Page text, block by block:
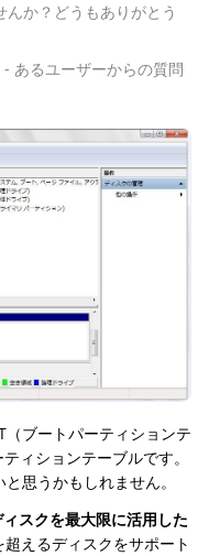
か？どうもありがとう
- あるユーザーからの質問
（ブートパーティションテ
ィションテーブルです。
思うかもしれません。
スクを最大限に活用した
えるディスクをサポート